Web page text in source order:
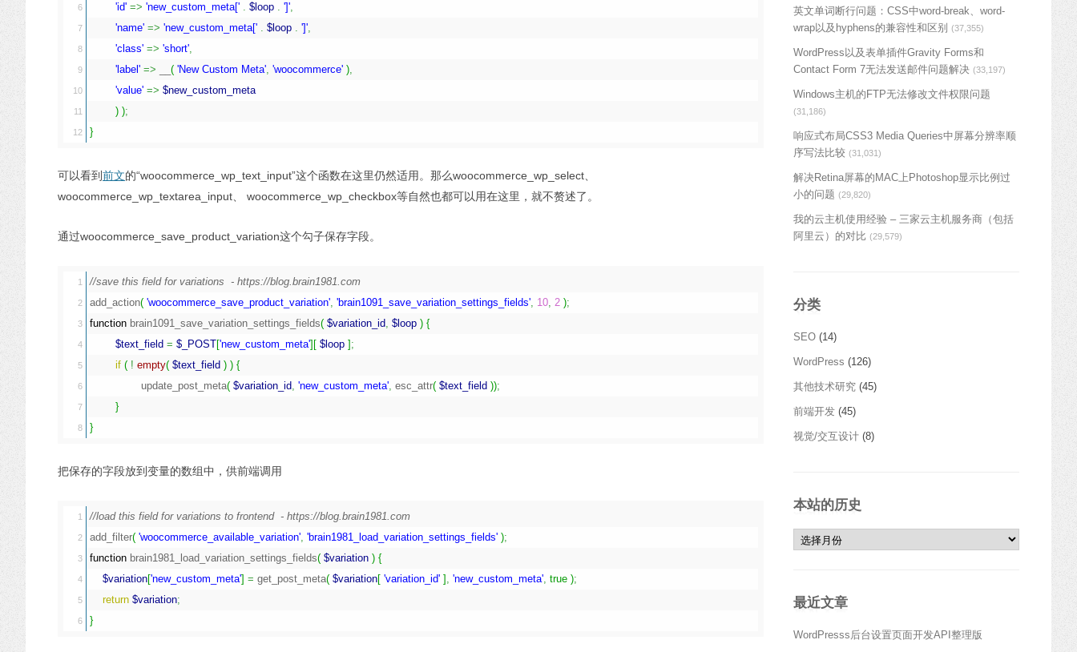
6
7
8
9
10
11
'id' => 'new_custom_meta[' . $loop . ']',
'name' => 'new_custom_meta[' . $loop . ']',
'class' => 'short',
'label' => ( 'New Custom Meta', 'woocommerce' ),
'value' => $new_custom_meta
) );
}
可以看到前文的“woocommerce_wp_text_input”这个函数在这里仍然适用。那么woocommerce_wp_select、
woocommerce_wp_textarea_input、 woocommerce_wp_checkbox等自然也都可以用在这里，就不赘述了。
通过woocommerce_save_product_variation这个勾子保存字段。
1
2
3
4
5
6
7
//save this field for variations  - https://blog.brain1981.com
add_action( 'woocommerce_save_product_variation', 'brain1091_save_variation_settings_fields', 10, 2 );
function brain1091_save_variation_settings_fields( $variation_id, $loop ) {
$text_field = $_POST['new_custom_meta'] [ $loop ] ;
if ( ! empty( $text_field ) ) {
		update_post_meta
( $variation_id, 'new_custom_meta', esc_attr( $text_field ));
}
}
把保存的字段放到变量的数组中，供前端调用
1
2
3
4
5
//load this field for variations to frontend  - https://blog.brain1981.com
add_filter( 'woocommerce_available_variation', 'brain1981_load_variation_settings_fields' );
function brain1981_load_variation_settings_fields( $variation ) {
$variation['new_custom_meta'] = get_post_meta( $variation[ 'variation_id' ] , 'new_custom_meta', true );
return $variation;
}
英文单词断行问题：CSS中word-break、word-
wrap以及hyphens的兼容性和区别
(37,355)
WordPress以及表单插件Gravity Forms和
Contact Form 7无法发送邮件问题解决 (33,197)
Windows主机的FTP无法修改文件权限问题
(31,186)
响应式布局CSS3 Media Queries中屏幕分辨率顺
序写法比较 (31,031)
解决Retina屏幕的MAC上Photoshop显示比例过
小的问题 (29,820)
我的云主机使用经验 – 三家云主机服务商（包括
阿里云）的对比 (29,579)
分类
SEO (14)
WordPress (126)
其他技术研究 (45)
前端开发 (45)
视觉/交互设计 (8)
本站的历史
本站的历史
最近文章
WordPresss后台设置页面开发API整理版